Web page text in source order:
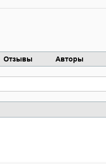
Отзывы Авторы